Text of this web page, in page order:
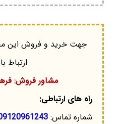
جهت خرید و فروش این
ارتباط
مشاور فروش:
راه های ارتباطی:
شماره تماس: